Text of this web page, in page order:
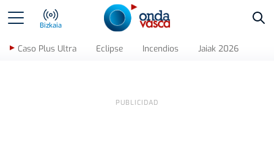
Bizkaia
Caso Plus Ultra Eclipse Incendios Jaiak 2026